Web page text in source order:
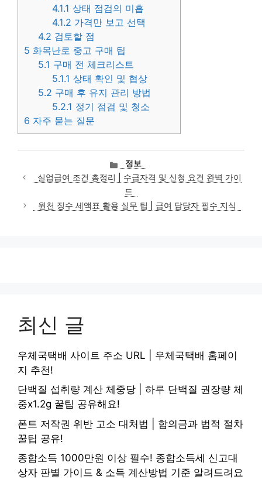
4.1.1 상태 점검의 미흡
4.1.2 가격만 보고 선택
4.2 검토할 점
5 화목난로 중고 구매 팁
5.1 구매 전 체크리스트
5.1.1 상태 확인 및 협상
5.2 구매 후 유지 관리 방법
5.2.1 정기 점검 및 청소
6 자주 묻는 질문
카
테
고
리
정보
실업급여 조건 총정리 | 수급자격 및 신청 요건 완벽 가이
드
원천 징수 세액표 활용 실무 팁 | 급여 담당자 필수 지식
최신 글
우체국택배 사이트 주소 URL | 우체국택배 홈페이
지 추천!
단백질 섭취량 계산 체중당 | 하루 단백질 권장량 체
중x1.2g 꿀팁 공유해요!
폰트 저작권 위반 고소 대처법 | 합의금과 법적 절차
꿀팁 공유!
종합소득 1000만원 이상 필수! 종합소득세 신고대
상자 판별 가이드 & 소득 계산방법 기준 알려드려요